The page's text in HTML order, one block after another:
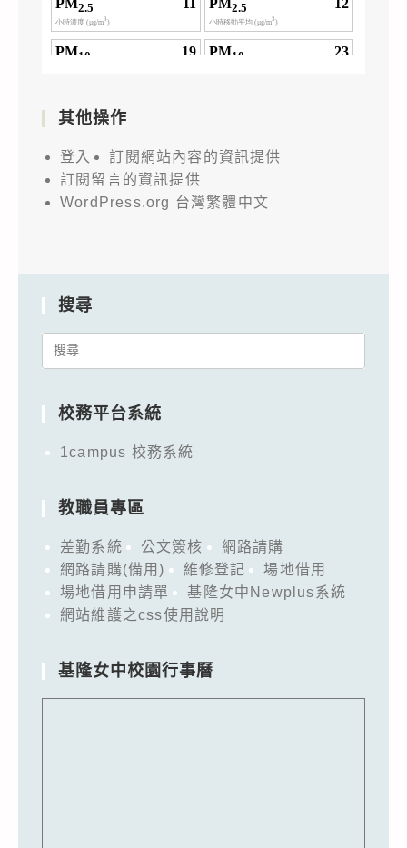
其他操作
登入
訂閱網站內容的資訊提供
訂閱留言的資訊提供
WordPress.org 台灣繁體中文
搜尋
Search
校務平台系統
1campus 校務系統
教職員專區
差勤系統 公文簽核
網路請購
網路請購(備用)
維修登記
場地借用
場地借用申請單
基隆女中Newplus系統
網站維護之css使用說明
基隆女中校園行事曆